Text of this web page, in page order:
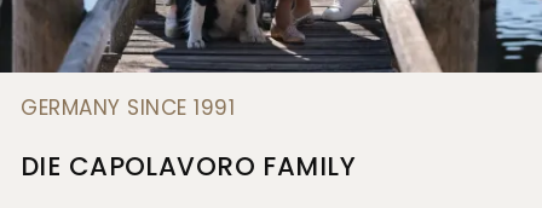
GERMANY SINCE 1991
DIE CAPOLAVORO FAMILY